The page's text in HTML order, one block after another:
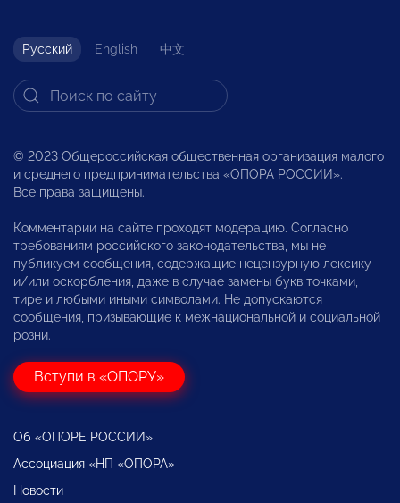
Русский English 中文
© 2023 Общероссийская общественная организация малого
и среднего предпринимательства «ОПОРА РОССИИ».
Все права защищены.
Комментарии на сайте проходят модерацию. Согласно
требованиям российского законодательства, мы не
публикуем сообщения, содержащие нецензурную лексику
и/или оскорбления, даже в случае замены букв точками,
тире и любыми иными символами. Не допускаются
сообщения, призывающие к межнациональной и социальной
розни.
Вступи в «ОПОРУ»
Об «ОПОРЕ РОССИИ»
Ассоциация «НП «ОПОРА»
Новости